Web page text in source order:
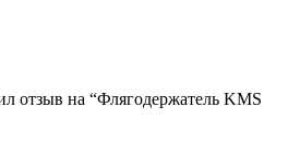
отзыв на “Флягодержатель KMS